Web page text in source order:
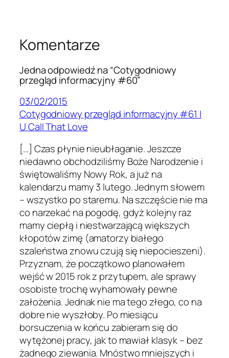
Komentarze
Jedna odpowiedź na “Cotygodniowy
przegląd informacyjny #60”
03/02/2015
Cotygodniowy przegląd informacyjny #61 |
U Call That Love
[…] Czas płynie nieubłaganie. Jeszcze
niedawno obchodziliśmy Boże Narodzenie i
świętowaliśmy Nowy Rok, a już na
kalendarzu mamy 3 lutego. Jednym słowem
– wszystko po staremu. Na szczęście nie ma
co narzekać na pogodę, gdyż kolejny raz
mamy ciepłą i niestwarzającą większych
kłopotów zimę (amatorzy białego
szaleństwa znowu czują się niepocieszeni).
Przyznam, że początkowo planowałem
wejść w 2015 rok z przytupem, ale sprawy
osobiste trochę wyhamowały pewne
założenia. Jednak nie ma tego złego, co na
dobre nie wyszłoby. Po miesiącu
borsuczenia w końcu zabieram się do
wytężonej pracy, jak to mawiał klasyk – bez
żadnego ziewania. Mnóstwo mniejszych i